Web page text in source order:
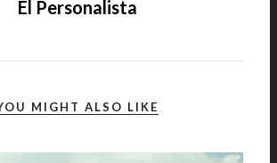
El Personalista
MIGHT ALSO LIKE